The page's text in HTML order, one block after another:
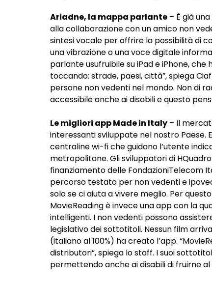
Ariadne, la mappa parlante – È già
alla collaborazione con un amico non
sintesi vocale per offrire la possibilità di
una vibrazione o una voce digitale
parlanteusufruibile su iPad e iPhone,
toccando: strade, paesi, città”, spiega
persone non vedenti nel mondo. Non di
accessibile anche ai disabili e questo
Le migliori app Made in Italy – Il
interessanti sviluppate nel nostro Paese.
centraline wi-fi che guidano l’utente
metropolitane. Gli sviluppatori di HQuadro
finanziamento delle FondazioniTelecom
percorso testato per non vedenti e
solo se ci aiuta a vivere meglio. Per
MovieReadingè invece una app con la
intelligenti. I non vedenti possono
legislativo dei sottotitoli. Nessun film
(italiano al 100%) ha creato l’app. “
distributori”, spiega lo staff. I suoi
permettendo anche ai disabili di fruirne al